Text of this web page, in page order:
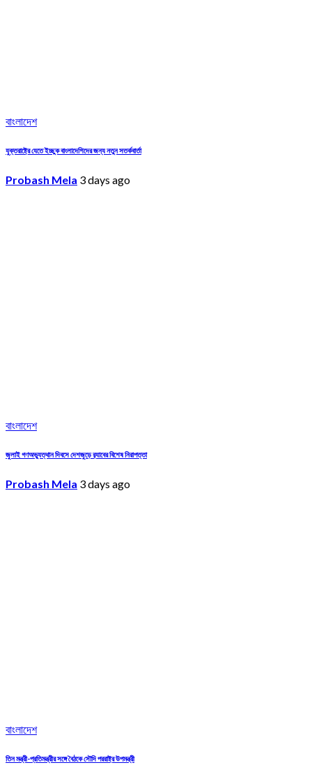
বাংলাদেশ
যুক্তরাষ্ট্রে যেতে ইচ্ছুক বাংলাদেশিদের জন্য নতুন সতর্কবার্তা
Probash Mela 3 days ago
বাংলাদেশ
জুলাই গণঅভ্যুত্থান দিবসে দেশজুড়ে র‌্যাবের বিশেষ নিরাপত্তা
Probash Mela 3 days ago
বাংলাদেশ
তিন মন্ত্রী-প্রতিমন্ত্রীর সঙ্গে বৈঠকে সৌদি পররাষ্ট্র উপমন্ত্রী